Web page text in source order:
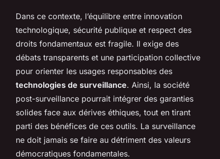
Dans ce contexte, l’équilibre entre innovation
technologique, sécurité publique et respect des
droits fondamentaux est fragile. Il exige des
débats transparents et une participation collective
pour orienter les usages responsables des
technologies de surveillance. Ainsi, la société
post-surveillance pourrait intégrer des garanties
solides face aux dérives éthiques, tout en tirant
parti des bénéfices de ces outils. La surveillance
ne doit jamais se faire au détriment des valeurs
démocratiques fondamentales.